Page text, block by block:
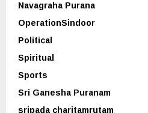
Navagraha Purana
OperationSindoor
Political
Spiritual
Sports
Sri Ganesha Puranam